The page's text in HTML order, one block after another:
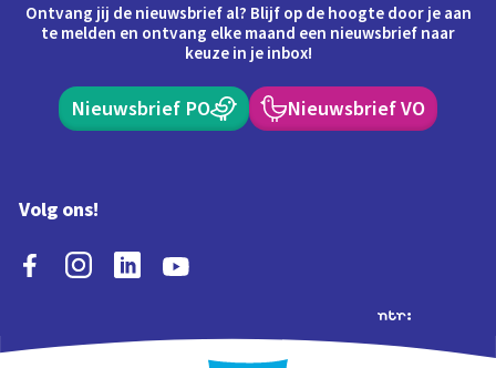
Ontvang jij de nieuwsbrief al? Blijf op de hoogte door je aan
te melden en ontvang elke maand een nieuwsbrief naar
keuze in je inbox!
Nieuwsbrief PO Nieuwsbrief VO
Volg ons!